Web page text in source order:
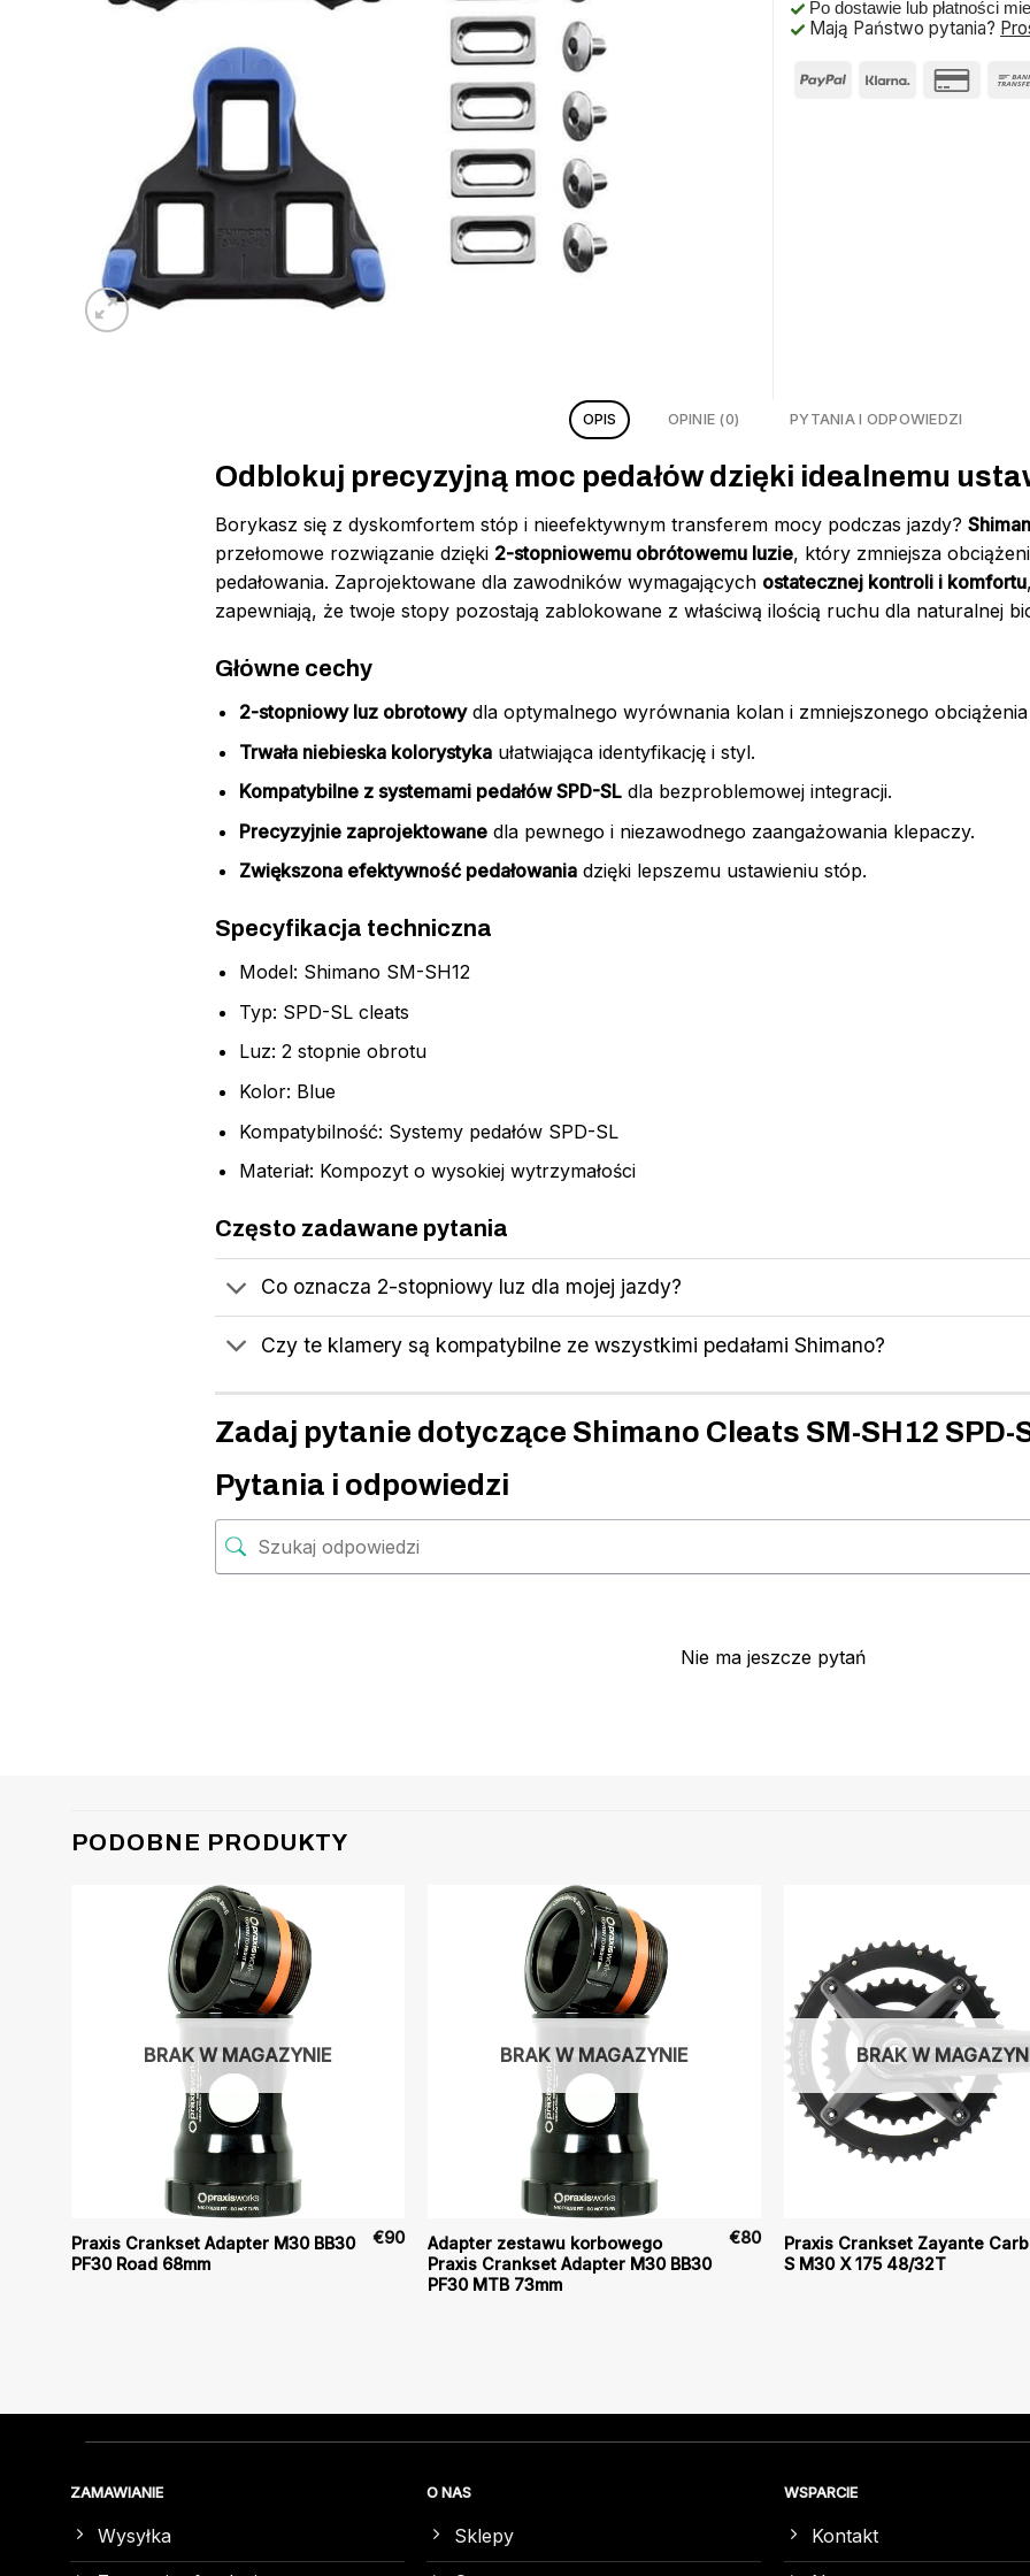
Po dostawie lub płatności
Mają Państwo pytania?
OPIS OPINIE (0) PYTANIA I ODPOWIEDZI
Odblokuj precyzyjną moc pedałów dzięki idealnemu
Borykasz się z dyskomfortem stóp i nieefektywnym transferem mocy podczas jazdy?
przełomowe rozwiązanie dzięki 2-stopniowemu obrótowemu luzie, który zmniejsza
pedałowania. Zaprojektowane dla zawodników wymagających ostatecznej kontroli i komfortu
zapewniają, że twoje stopy pozostają zablokowane z właściwą ilością ruchu dla naturalnej
Główne cechy
2-stopniowy luz obrotowydla optymalnego wyrównania kolan i zmniejszonego
Trwała niebieska kolorystykaułatwiająca identyfikację i styl.
Kompatybilne z systemami pedałów SPD-SLdla bezproblemowej integracji.
Precyzyjnie zaprojektowanedla pewnego i niezawodnego zaangażowania klepaczy.
Zwiększona efektywność pedałowaniadzięki lepszemu ustawieniu stóp.
Specyfikacja techniczna
Model: Shimano SM-SH12
Typ: SPD-SL cleats
Luz: 2 stopnie obrotu
Kolor: Blue
Kompatybilność: Systemy pedałów SPD-SL
Materiał: Kompozyt o wysokiej wytrzymałości
Często zadawane pytania
Co oznacza 2-stopniowy luz dla mojej jazdy?
Czy te klamery są kompatybilne ze wszystkimi pedałami Shimano?
Zadaj pytanie dotyczące Shimano Cleats SM-SH12 SPD-
Pytania i odpowiedzi
Nie ma jeszcze pytań
PODOBNE PRODUKTY
BRAK W MAGAZYNIE
Praxis Crankset Adapter M30 BB30
PF30 Road 68mm
€90
BRAK W MAGAZYNIE
Adapter zestawu korbowego
Praxis Crankset Adapter M30 BB30
PF30 MTB 73mm
€80
BRAK W
Praxis Crankset Zayante
S M30 X 175 48/32T
ZAMAWIANIE
Wysyłka
O NAS
Sklepy
WSPARCIE
Kontakt